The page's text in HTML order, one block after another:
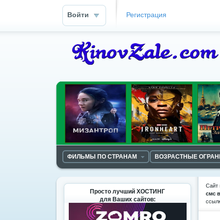
Войти Регистрация
ФИЛЬМЫ ПО СТРАНАМ ВОЗРАСТНЫЕ
Сайт
смс
Просто лучший ХОСТИНГ
для Ваших сайтов: